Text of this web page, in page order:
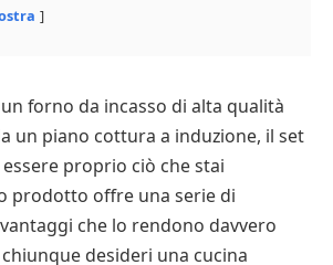
forno da incasso di alta qualità
un piano cottura a induzione, il set
proprio ciò che stai
prodotto offre una serie di
che lo rendono davvero
desideri una cucina